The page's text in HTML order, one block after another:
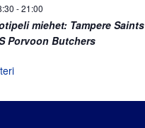
-21:00
miehet: Tampere Saints
Porvoon Butchers